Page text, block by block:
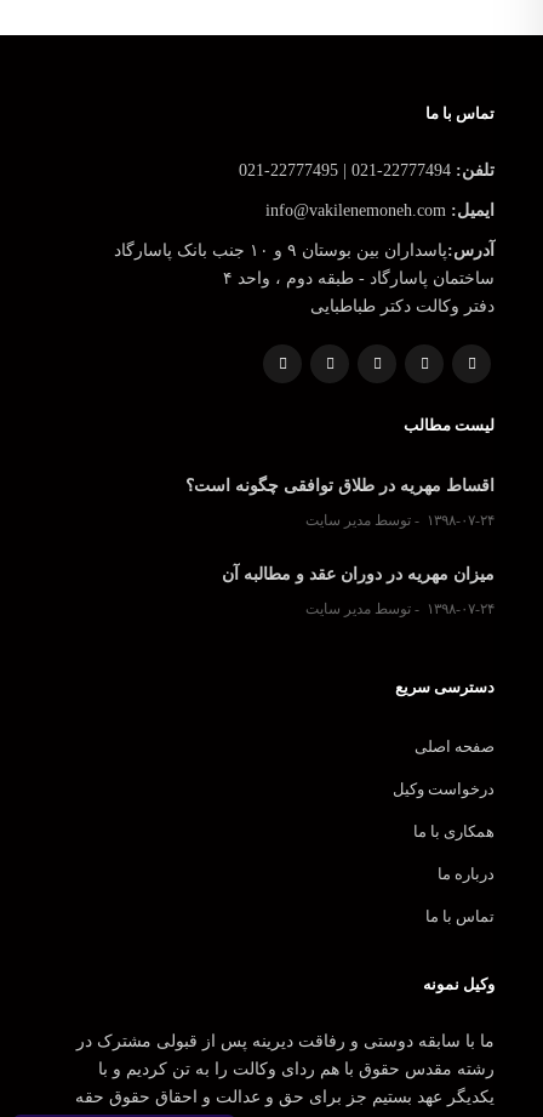
تماس با ما
تلفن:
ایمیل:
آدرس:پاسداران بین بوستان ۹ و ۱۰ جنب بانک پاسارگاد
ساختمان پاسارگاد - طبقه دوم ، واحد ۴
دفتر وکالت دکتر طباطبایی
لیست مطالب
اقساط مهریه در طلاق توافقی چگونه است؟
۱۳۹۸-۰۷-۲۴ توسط مدیر سایت
میزان مهریه در دوران عقد و مطالبه آن
۱۳۹۸-۰۷-۲۴ توسط مدیر سایت
دسترسی سریع
صفحه اصلی
درخواست وکیل
همکاری با ما
درباره ما
تماس با ما
وکیل نمونه
ما با سابقه دوستی و رفاقت دیرینه پس از قبولی مشترک در
رشته مقدس حقوق با هم ردای وکالت را به تن کردیم و با
یکدیگر عهد بستیم جز برای حق و عدالت و احقاق حقوق حقه